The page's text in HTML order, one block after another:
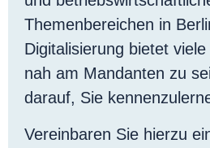
Themenbereichen in
Digitalisierung bietet
nah am Mandanten zu
darauf, Sie
Vereinbaren Sie hierzu